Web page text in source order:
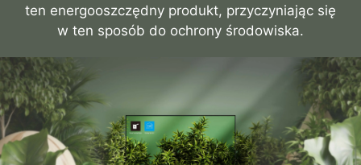
ten energooszczędny produkt, przyczyniając się
w ten sposób do ochrony środowiska.